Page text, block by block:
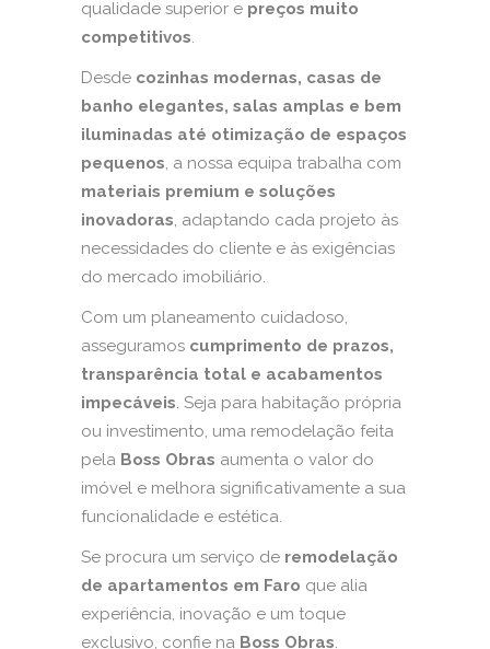
qualidade superior e preços muito
competitivos.
Desde cozinhas modernas, casas de
banho elegantes, salas amplas e bem
iluminadas até otimização de espaços
pequenos, a nossa equipa trabalha com
materiais premium e soluções
inovadoras, adaptando cada projeto às
necessidades do cliente e às exigências
do mercado imobiliário.
Com um planeamento cuidadoso,
asseguramos cumprimento de prazos,
transparência total e acabamentos
impecáveis. Seja para habitação própria
ou investimento, uma remodelação feita
pela Boss Obras aumenta o valor do
imóvel e melhora significativamente a sua
funcionalidade e estética.
Se procura um serviço de remodelação
de apartamentos em Faro que alia
experiência, inovação e um toque
exclusivo, confie na Boss Obras.